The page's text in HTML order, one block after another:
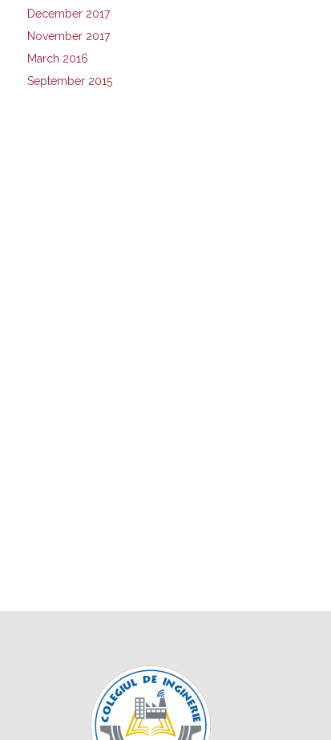
December 2017
November 2017
March 2016
September 2015